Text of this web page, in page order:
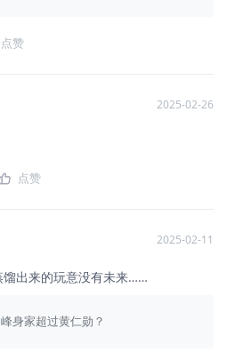
点赞
2025-02-26
点赞
2025-02-11
馏出来的玩意没有未来……
身家超过黄仁勋？